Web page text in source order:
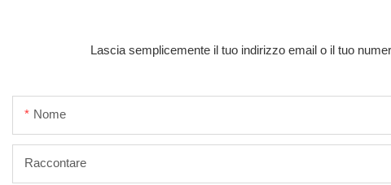
Lascia semplicemente il tuo indirizzo email o il tuo
Nome
Raccontare